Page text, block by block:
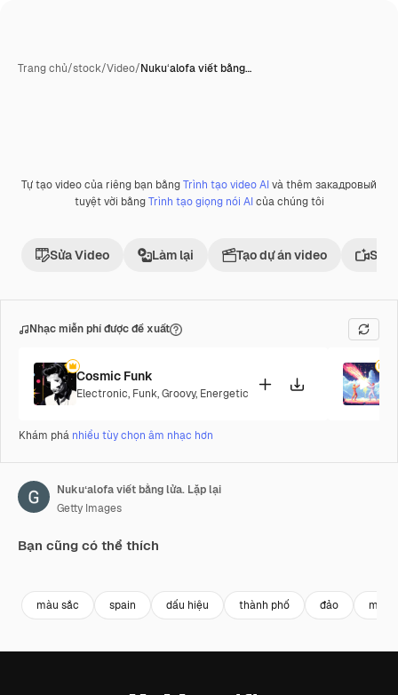
Trang chủ/stock/Video/Nukuʻalofa viết bằng…
Phần thưởng
Tự tạo video của riêng bạn bằngTrình tạo video AIvà thêm закадровый
tuyệt vời bằngTrình tạo giọng nói AIcủa chúng tôi
Sửa Video Làm lại Tạo dự án video Sử
Nhạc miễn phí được đề xuất
Cosmic Funk
Electronic, Funk,Groovy, Energetic
Khám phá nhiều tùy chọn âm nhạc hơn
Nukuʻalofa viết bằng lửa. Lặp lại
Getty Images
Bạn cũng có thể thích
màu sắc spain dấu hiệu thành phố đảo mâu